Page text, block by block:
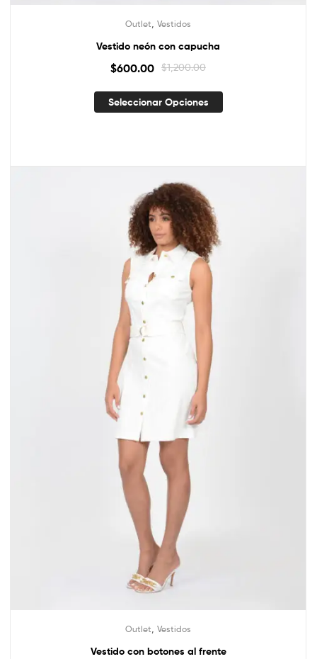
Outlet Vestidos
Vestido neón con capucha
$1,200.00
$600.00
Seleccionar Opciones
Outlet, Vestidos
Vestido con botones al frente